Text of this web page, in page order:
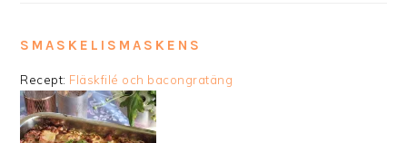
SMASKELISMASKENS
Recept: Fläskfilé och bacongratäng